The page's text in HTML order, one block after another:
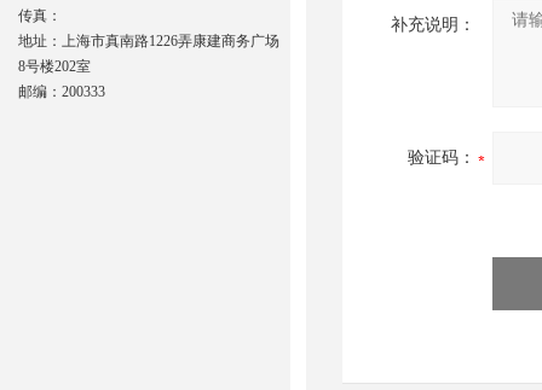
补充说明：
验证码：
传真：
地址：上海市真南路1226弄康建商务广场
8号楼202室
邮编：200333